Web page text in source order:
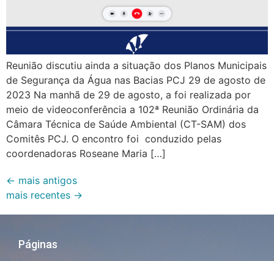
Reunião discutiu ainda a situação dos Planos Municipais
de Segurança da Água nas Bacias PCJ 29 de agosto de
2023 Na manhã de 29 de agosto, a foi realizada por
meio de videoconferência a 102ª Reunião Ordinária da
Câmara Técnica de Saúde Ambiental (CT-SAM) dos
Comitês PCJ. O encontro foi conduzido pelas
coordenadoras Roseane Maria […]
← mais antigos
mais recentes →
Páginas